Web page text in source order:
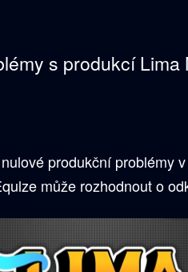
s produkcí Lima
produkční problémy
může rozhodnout o